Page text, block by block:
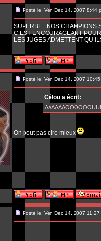
Posté le: Ven Déc 14, 2007 8:44
SUPERBE : NOS CHAMPIONS
C EST ENCOURAGEANT
LES JUGES ADMETTENT QU
Posté le: Ven Déc 14, 2007 10:45
Célou a écrit:
On peut pas dire mieux
Posté le: Ven Déc 14, 2007 11:27